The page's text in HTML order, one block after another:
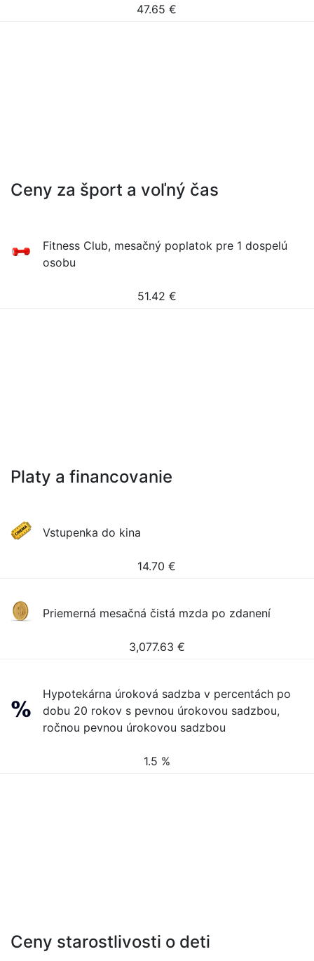
47.65 €
Ceny za šport a voľný čas
Fitness Club, mesačný poplatok pre 1 dospelú
osobu
51.42 €
Platy a financovanie
Vstupenka do kina
14.70 €
Priemerná mesačná čistá mzda po zdanení
3,077.63 €
Hypotekárna úroková sadzba v percentách po
dobu 20 rokov s pevnou úrokovou sadzbou,
ročnou pevnou úrokovou sadzbou
1.5 %
Ceny starostlivosti o deti